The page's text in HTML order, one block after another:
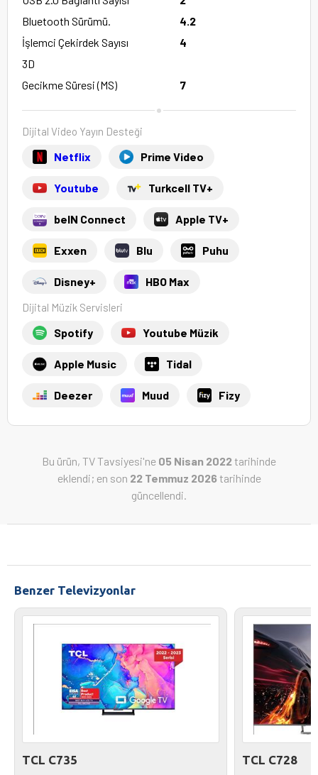
Bluetooth Sürümü.
4.2
İşlemci Çekirdek Sayısı
4
3D
Gecikme Süresi (MS)
7
Dijital Video Yayın Desteği
Netflix Prime Video
Youtube Turkcell TV+
beIN Connect Apple TV+
Exxen Blu Puhu
Disney+ HBO Max
Dijital Müzik Servisleri
Spotify Youtube Müzik
Apple Music Tidal
Deezer Muud Fizy
Bu ürün, TV Tavsiyesi'ne 05 Nisan 2022 tarihinde
eklendi; en son 22 Temmuz 2026tarihinde
güncellendi.
Benzer Televizyonlar
TCL C735 TCL C728